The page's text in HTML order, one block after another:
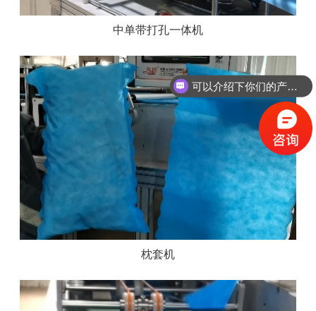
中单带打孔一体机
枕套机
可以介绍下你们的产品么？